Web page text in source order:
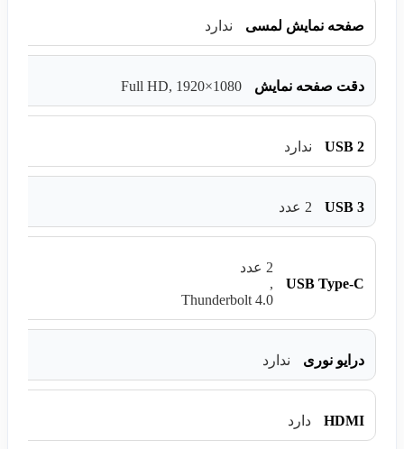
صفحه نمایش لمسی ندارد
دقت صفحه نمایش Full HD, 1920×1080
USB 2 ندارد
USB 3 2 عدد
USB Type-C
2 عدد
,
Thunderbolt 4.0
درایو نوری ندارد
HDMI دارد